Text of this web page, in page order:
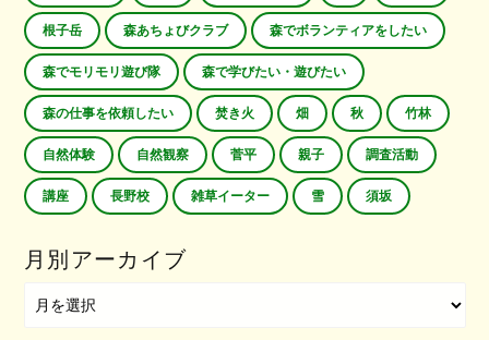
根子岳 森あちょびクラブ 森でボランティアをしたい
森でモリモリ遊び隊 森で学びたい・遊びたい
森の仕事を依頼したい 焚き火 畑 秋 竹林
自然体験 自然観察 菅平 親子 調査活動
講座 長野校 雑草イーター 雪 須坂
月別アーカイブ